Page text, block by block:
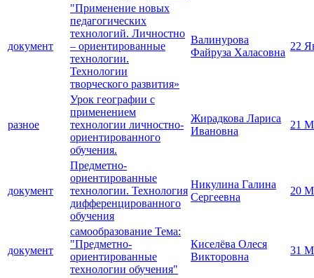
документ
"Применение новых
педагогических
технологий. Личностно
– ориентированные
технологии.
Технологии
творческого развития»
Валинурова
Файруза Халасовна
22
разное
Урок географии с
применением
технологии личностно-
ориентированного
обучения.
Жирадкова Лариса
Ивановна
21
документ
Предметно-
ориентированные
технологии. Технология
дифференцированного
обучения
Никулина Галина
Сергеевна
20
документ
самообразование Тема:
"Предметно-
ориентированные
технологии обучения"
Киселёва Олеся
Викторовна
31